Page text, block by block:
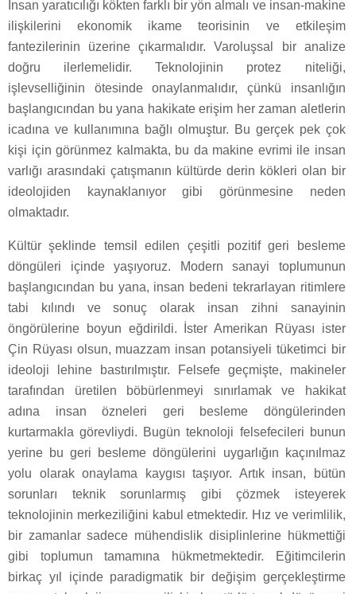
İnsan yaratıcılığı kökten farklı bir yön almalı ve insan-makine
ilişkilerini ekonomik ikame teorisinin ve etkileşim
fantezilerinin üzerine çıkarmalıdır. Varoluşsal bir analize
doğru ilerlemelidir. Teknolojinin protez niteliği,
işlevselliğinin ötesinde onaylanmalıdır, çünkü insanlığın
başlangıcından bu yana hakikate erişim her zaman aletlerin
icadına ve kullanımına bağlı olmuştur. Bu gerçek pek çok
kişi için görünmez kalmakta, bu da makine evrimi ile insan
varlığı arasındaki çatışmanın kültürde derin kökleri olan bir
ideolojiden kaynaklanıyor gibi görünmesine neden
olmaktadır.
Kültür şeklinde temsil edilen çeşitli pozitif geri besleme
döngüleri içinde yaşıyoruz. Modern sanayi toplumunun
başlangıcından bu yana, insan bedeni tekrarlayan ritimlere
tabi kılındı ve sonuç olarak insan zihni sanayinin
öngörülerine boyun eğdirildi. İster Amerikan Rüyası ister
Çin Rüyası olsun, muazzam insan potansiyeli tüketimci bir
ideoloji lehine bastırılmıştır. Felsefe geçmişte, makineler
tarafından üretilen böbürlenmeyi sınırlamak ve hakikat
adına insan özneleri geri besleme döngülerinden
kurtarmakla görevliydi. Bugün teknoloji felsefecileri bunun
yerine bu geri besleme döngülerini uygarlığın kaçınılmaz
yolu olarak onaylama kaygısı taşıyor. Artık insan, bütün
sorunları teknik sorunlarmış gibi çözmek isteyerek
teknolojinin merkeziliğini kabul etmektedir. Hız ve verimlilik,
bir zamanlar sadece mühendislik disiplinlerine hükmettiği
gibi toplumun tamamına hükmetmektedir. Eğitimcilerin
birkaç yıl içinde paradigmatik bir değişim gerçekleştirme